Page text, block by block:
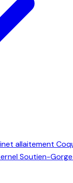
allaitement
Soutien-